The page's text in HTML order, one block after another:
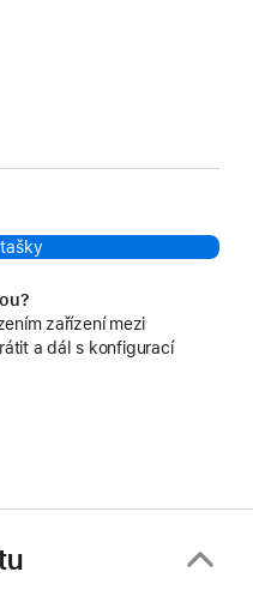
zařízení mezi
a dál s konfigurací